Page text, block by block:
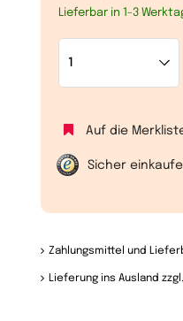
Lieferbar in 1-3
Auf die
Sicher
Zahlungsmittel und
Lieferung ins Ausland